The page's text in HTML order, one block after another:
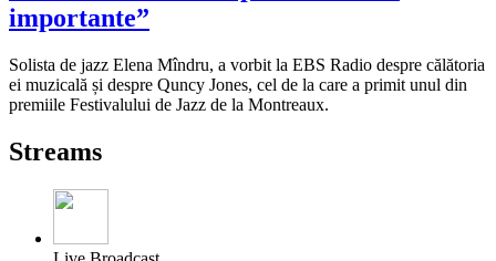
importante”
Solista de jazz Elena Mîndru, a vorbit la EBS Radio despre călătoria
ei muzicală și despre Quncy Jones, cel de la care a primit unul din
premiile Festivalului de Jazz de la Montreaux.
Streams